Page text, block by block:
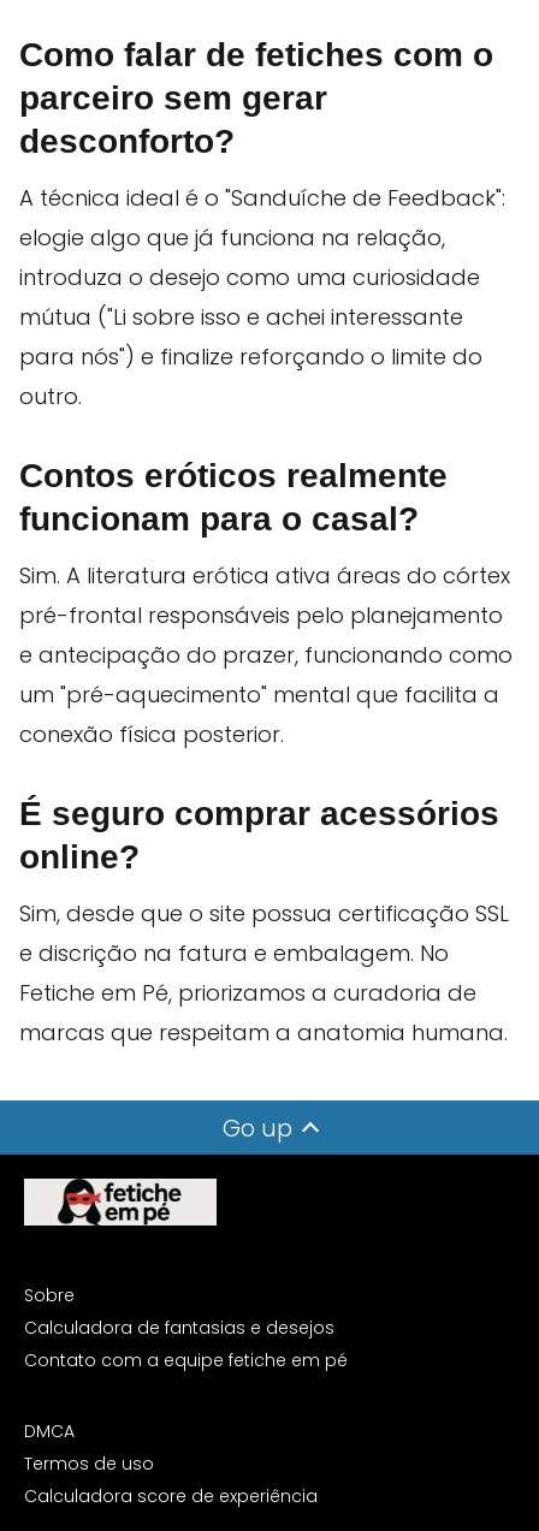
Como falar de fetiches com o
parceiro sem gerar
desconforto?
A técnica ideal é o "Sanduíche de Feedback":
elogie algo que já funciona na relação,
introduza o desejo como uma curiosidade
mútua ("Li sobre isso e achei interessante
para nós") e finalize reforçando o limite do
outro.
Contos eróticos realmente
funcionam para o casal?
Sim. A literatura erótica ativa áreas do córtex
pré-frontal responsáveis pelo planejamento
e antecipação do prazer, funcionando como
um "pré-aquecimento" mental que facilita a
conexão física posterior.
É seguro comprar acessórios
online?
Sim, desde que o site possua certificação SSL
e discrição na fatura e embalagem. No
Fetiche em Pé, priorizamos a curadoria de
marcas que respeitam a anatomia humana.
Go up
Sobre
Calculadora de fantasias e desejos
Contato com a equipe fetiche em pé
DMCA
Termos de uso
Calculadora score de experiência